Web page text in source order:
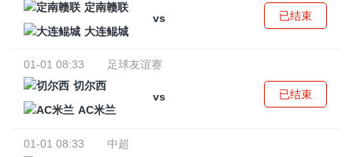
定南赣联
vs
大连鲲城
已结束
01-01 08:33
足球友谊赛
切尔西
vs
AC米兰
已结束
01-01 08:33
中超